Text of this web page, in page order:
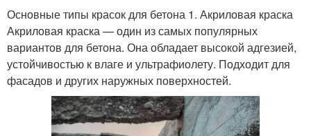
Основные типы красок для бетона 1. Акриловая краска
Акриловая краска — один из самых популярных
вариантов для бетона. Она обладает высокой адгезией,
устойчивостью к влаге и ультрафиолету. Подходит для
фасадов и других наружных поверхностей.